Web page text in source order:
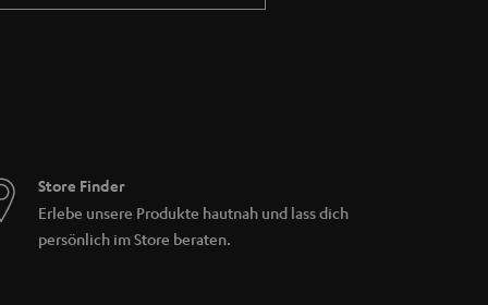
über einen WLAN-Adapter und ermöglicht
Power Editionen im Angebot. Bei
Store Finder
Erlebe unsere Produkte hautnah und lass dich
persönlich im Store beraten.